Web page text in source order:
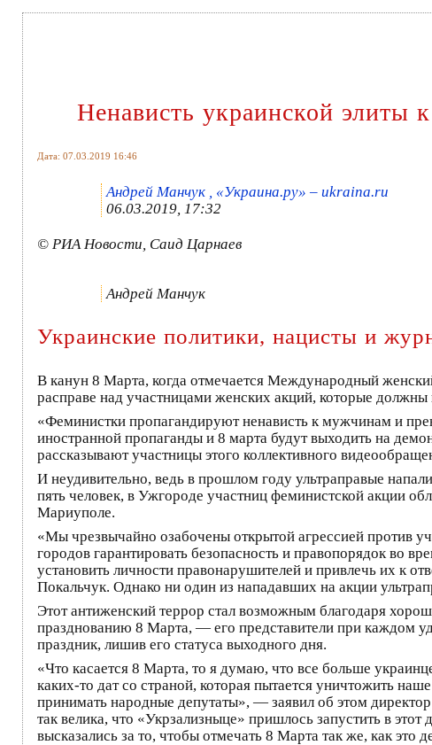
Ненависть украинской элиты
Дата: 07.03.2019 16:46
Андрей Манчук , «Украина.ру» – ukraina.ru
06.03.2019, 17:32
© РИА Новости, Саид Царнаев
Андрей Манчук
Украинские политики, нацисты и
В канун 8 Марта, когда отмечается Международный
расправе над участницами женских акций, которые
«Феминистки пропагандируют ненависть к мужчинам и
иностранной пропаганды и 8 марта будут выходить на
рассказывают участницы этого коллективного
И неудивительно, ведь в прошлом году ультраправые
пять человек, в Ужгороде участниц феминистской акции
Мариуполе.
«Мы чрезвычайно озабочены открытой агрессией против
городов гарантировать безопасность и правопорядок во
установить личности правонарушителей и привлечь их к
Покальчук. Однако ни один из нападавших на акции
Этот антиженский террор стал возможным благодаря
празднованию 8 Марта, — его представители при каждом
праздник, лишив его статуса выходного дня.
«Что касается 8 Марта, то я думаю, что все больше
каких-то дат со страной, которая пытается уничтожить
принимать народные депутаты», — заявил об этом
так велика, что «Укрзализныце» пришлось запустить в
высказались за то, чтобы отмечать 8 Марта так же, как это